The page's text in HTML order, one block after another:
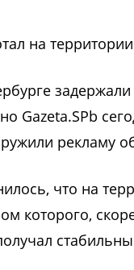
на
Gazeta.SPb
рекламу
что на
которого,